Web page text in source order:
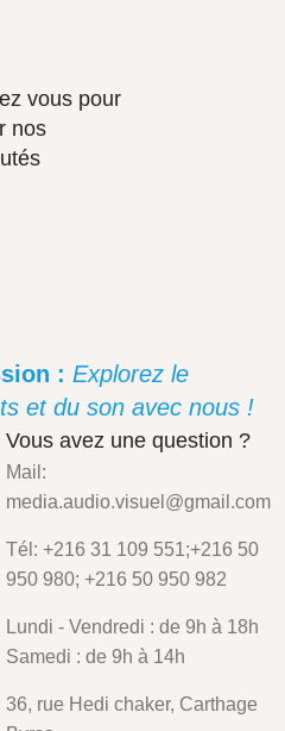
vous pour
nos
: Explorez le
et du son avec nous !
Vous avez une question ?
Mail:
media.audio.visuel@gmail.com
Tél: +216 31 109 551;+216 50
950 980; +216 50 950 982
Lundi - Vendredi : de 9h à 18h
Samedi : de 9h à 14h
36, rue Hedi chaker, Carthage